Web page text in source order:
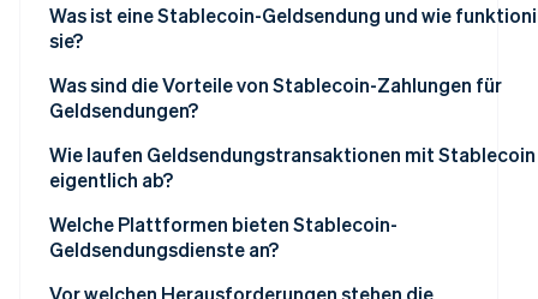
Stripe-Sessions 2026
Was ist eine Stablecoin-Geldsendung und wie
sie?
Was sind die Vorteile von Stablecoin-Zahlungen für
Geldsendungen?
Geringere Kosten
Schnellere Lieferung
Größere Reichweite
Stabiler Wert
Wie laufen Geldsendungstransaktionen mit Stablecoin
eigentlich ab?
Umrechnung in Stablecoins
Versenden über die Blockchain
Welche Plattformen bieten Stablecoin-
Geldsendungsdienste an?
Globale Börsen und Wallet-Anbieter
Vor welchen Herausforderungen stehen die